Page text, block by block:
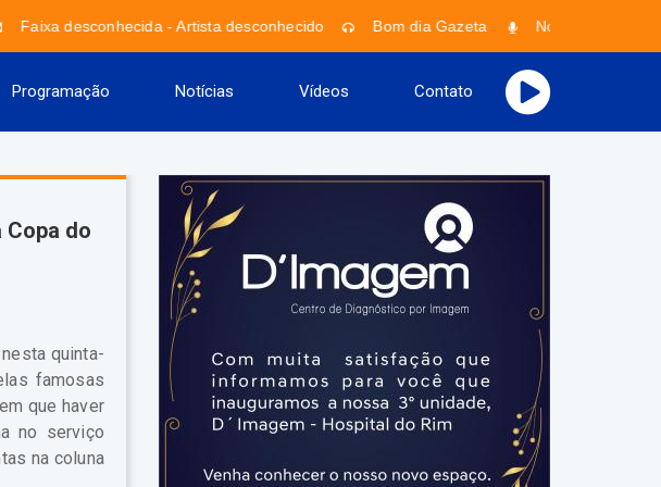
Faixa desconhecida - Artista desconhecido Bom dia Gazeta Nonato Vieira
Programação Notícias Vídeos Contato
Copa do
quinta-
famosas
que haver
no serviço
na coluna